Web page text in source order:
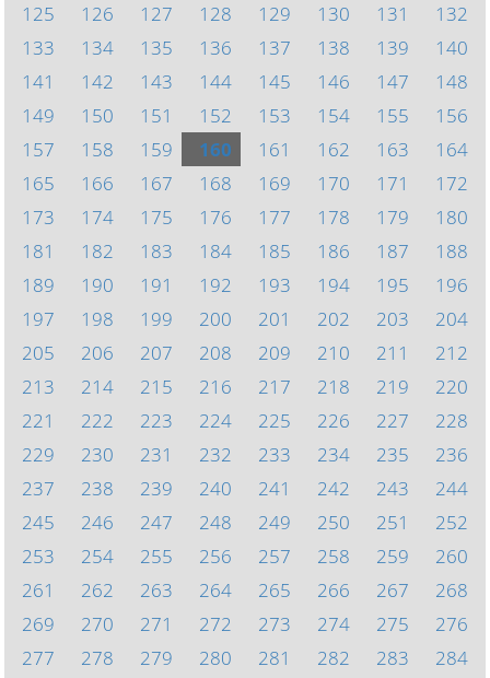
125
126 127 128 129 130 131
132
133
134 135 136 137 138 139
140
141
142 143 144 145 146 147
148
149
150 151 152 153 154 155
156
157
158 159 160 161 162 163
164
165
166 167 168 169 170 171
172
173
174 175 176 177 178 179
180
181
182 183 184 185 186 187
188
189
190 191 192 193 194 195
196
197
198 199 200 201 202 203
204
205
206 207 208 209 210 211
212
213
214 215 216 217 218 219
220
221
222 223 224 225 226 227
228
229
230 231 232 233 234 235
236
237
238 239 240 241 242 243
244
245
246 247 248 249 250 251
252
253
254 255 256 257 258 259
260
261
262 263 264 265 266 267
268
269
270 271 272 273 274 275
276
277
278 279 280 281 282 283
284